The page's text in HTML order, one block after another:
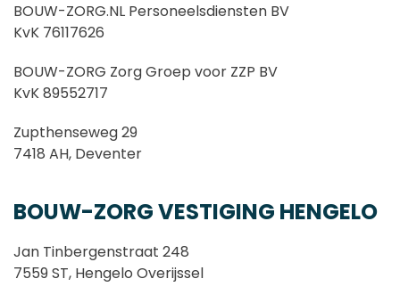
BOUW-ZORG.NL Personeelsdiensten BV
KvK 76117626
BOUW-ZORG Zorg Groep voor ZZP BV
KvK 89552717
Zupthenseweg 29
7418 AH, Deventer
BOUW-ZORG VESTIGING HENGELO
Jan Tinbergenstraat 248
7559 ST, Hengelo Overijssel